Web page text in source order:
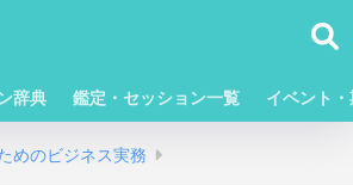
辞典 鑑定・セッション一覧 イベント
めのビジネス実務